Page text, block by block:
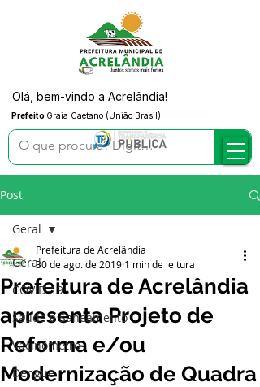
Prefeito Graia Caetano (União Brasil)
Olá, bem-vindo a Acrelândia!
Post
Geral
COVID-19
Saúde e Saneamento
Vacinômetro
Dengue
Geral
Prefeitura de Acrelândia
apresenta Projeto de
Reforma e/ou
Modernização de Quadra
Prefeitura de Acrelândia
30 de ago. de 2019 1 min de leitura